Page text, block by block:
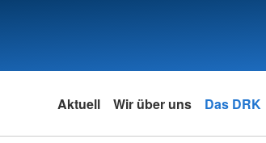
Aktuell Wir über uns Das DRK